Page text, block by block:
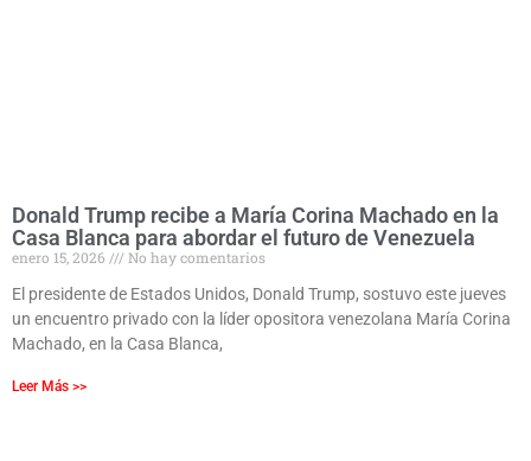
Donald Trump recibe a María Corina Machado en la
Casa Blanca para abordar el futuro de Venezuela
enero 15, 2026
No hay comentarios
El presidente de Estados Unidos, Donald Trump, sostuvo este jueves
un encuentro privado con la líder opositora venezolana María Corina
Machado, en la Casa Blanca,
Leer Más >>